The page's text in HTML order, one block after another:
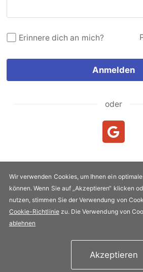
Erinnere dich an mich?
Anmelden
oder
Urheberrecht & Kopie 2005-2026
vorbehalten.
Datenschutz-Bestimmungen
Wir verwenden Cookies, um Ihnen ein
können. Wenn Sie auf „Akzeptieren“ klicken
nutzen, stimmen Sie der Verwendung von
Cookie-Richtliniezu. Die Verwendung von
ablehnen
Akzeptieren